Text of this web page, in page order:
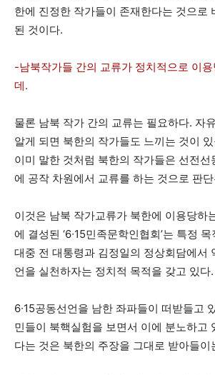
한에 진정한 작가들이 존재한다는 것으로
된 것이다.
-남북작가들 간의 교류가 정치적으로 이
데.
물론 남북 작가 간의 교류는 필요하다. 자
알게 되면 북한의 작가들도 느끼는 것이
이미 말한 것처럼 북한의 작가들은 선전선
에 공작 차원에서 교류를 하는 것으로 판
이것은 남북 작가교류가 북한에 이용당하
에 결성된 ‘6∙15민족문학인협회’는 특정
대중 전 대통령과 김정일의 정상회담에서
언을 실천하자는 정치적 목적을 갖고 있다.
6∙15공동선언을 남한 좌파들이 떠받들고
민들이 북핵실험을 보면서 이에 분노하고
다는 것은 북한의 주장을 그대로 받아들이